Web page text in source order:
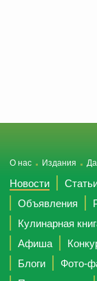
О нас Издания
Новости
Объявления
Кулинарная
Афиша
Блоги
Фото-